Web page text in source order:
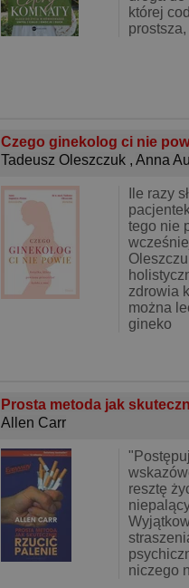
której
Czego ginekolog ci nie
Tadeusz Oleszczuk , Anna
Ile razy
tego nie
zdrowia
można
gineko
Prosta metoda jak
Allen Carr
resztę
niczego